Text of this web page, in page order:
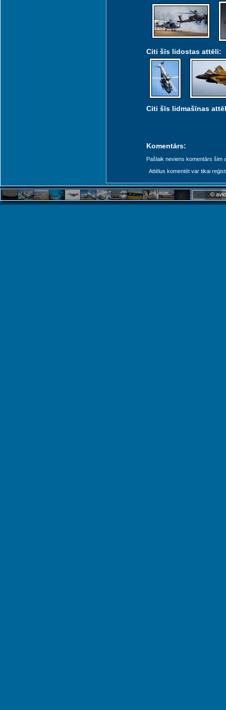
Citi šīs lidostas attēli:
Citi šīs lidmašīnas
Komentārs:
Pašlaik neviens komentārs šim
Attēlus komentēt var tikai
©